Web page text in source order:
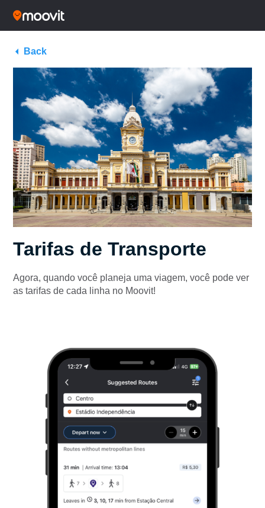
Back
Tarifas de Transporte
Agora, quando você planeja uma viagem, você pode ver
as tarifas de cada linha no Moovit!